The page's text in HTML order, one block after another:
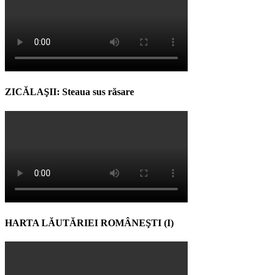
ZICĂLAŞII: Steaua sus răsare
HARTA LĂUTĂRIEI ROMÂNEŞTI (I)